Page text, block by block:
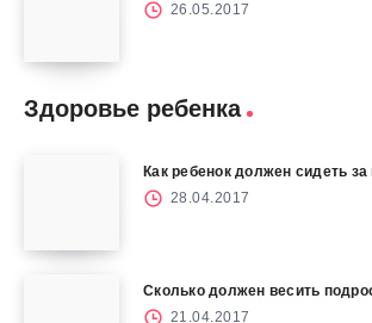
26.05.2017
Здоровье ребенка
Как ребенок должен сидеть за
28.04.2017
Сколько должен весить
21.04.2017